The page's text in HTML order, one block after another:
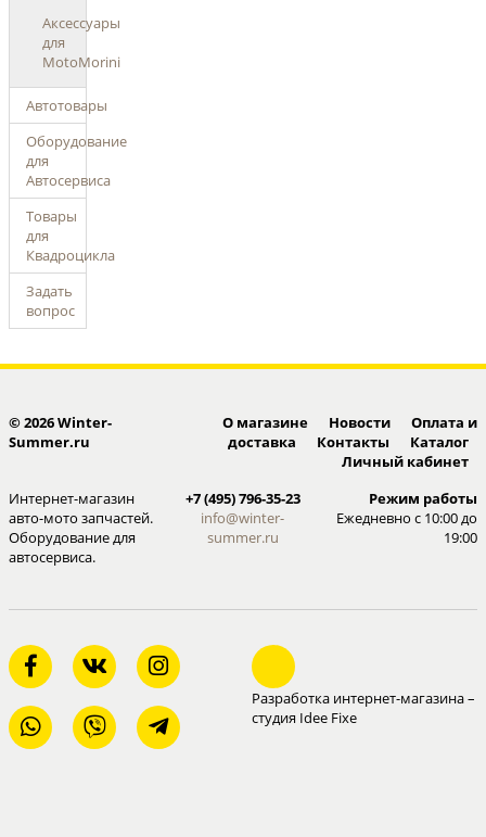
Аксессуары
для
MotoMorini
Автотовары
Оборудование
для
Автосервиса
Товары
для
Квадроцикла
Задать
вопрос
О магазине Новости
Оплата и
доставка
Контакты
Каталог
Личный кабинет
© 2026 Winter-
Summer.ru
Интернет-магазин
авто-мото запчастей.
Оборудование для
автосервиса.
+7 (495) 796-35-23
info@winter-
summer.ru
Режим работы
Ежедневно с 10:00 до
19:00
Разработка интернет-магазина –
студия Idee Fixe